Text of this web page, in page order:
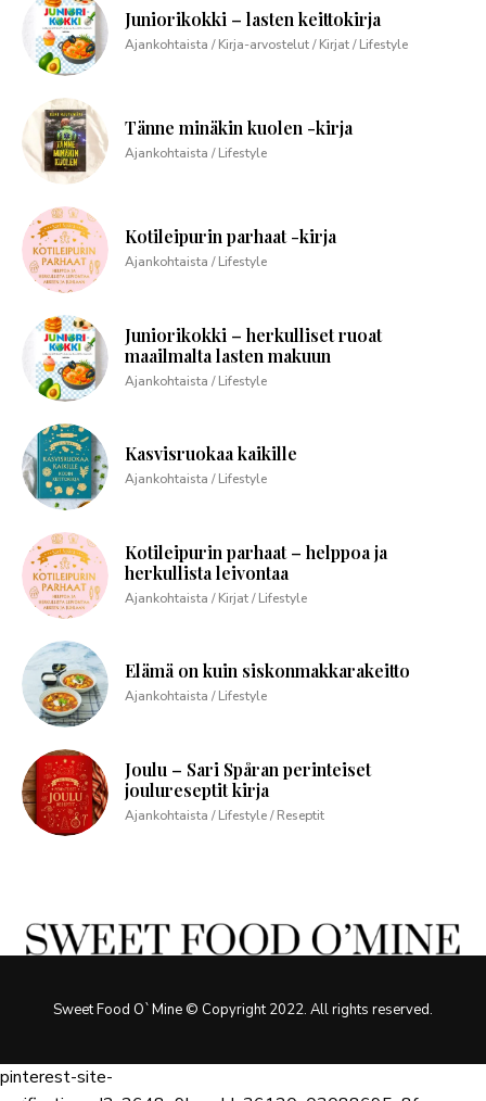
Juniorikokki – lasten keittokirja
Ajankohtaista / Kirja-arvostelut / Kirjat / Lifestyle
Tänne minäkin kuolen -kirja
Ajankohtaista / Lifestyle
Kotileipurin parhaat -kirja
Ajankohtaista / Lifestyle
Juniorikokki – herkulliset ruoat
maailmalta lasten makuun
Ajankohtaista / Lifestyle
Kasvisruokaa kaikille
Ajankohtaista / Lifestyle
Kotileipurin parhaat – helppoa ja
herkullista leivontaa
Ajankohtaista / Kirjat / Lifestyle
Elämä on kuin siskonmakkarakeitto
Ajankohtaista / Lifestyle
Joulu – Sari Spåran perinteiset
joulureseptit kirja
Ajankohtaista / Lifestyle / Reseptit
Sweet Food O`Mine © Copyright 2022. All rights reserved.
pinterest-site-